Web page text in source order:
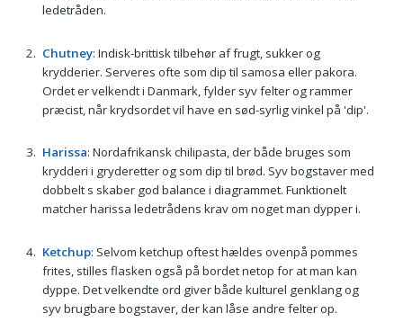
ledetråden.
Chutney: Indisk-brittisk tilbehør af frugt, sukker og
krydderier. Serveres ofte som dip til samosa eller pakora.
Ordet er velkendt i Danmark, fylder syv felter og rammer
præcist, når krydsordet vil have en sød-syrlig vinkel på 'dip'.
Harissa: Nordafrikansk chilipasta, der både bruges som
krydderi i gryderetter og som dip til brød. Syv bogstaver med
dobbelt s skaber god balance i diagrammet. Funktionelt
matcher harissa ledetrådens krav om noget man dypper i.
Ketchup: Selvom ketchup oftest hældes ovenpå pommes
frites, stilles flasken også på bordet netop for at man kan
dyppe. Det velkendte ord giver både kulturel genklang og
syv brugbare bogstaver, der kan låse andre felter op.